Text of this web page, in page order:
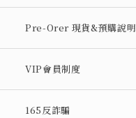
Pre-Orer 現貨&預購說明
VIP會員制度
165反詐騙